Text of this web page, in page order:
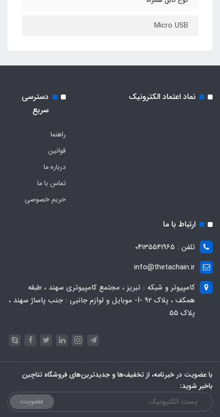
Micro USB
نماد اعتماد الکترونیک
دسترسی
سریع
راهنما
قوانین
درباره ما
تماس با ما
حریم خصوصی
ارتباط با ما
تلفن : 04135541965
info@thetachain.ir
کامپیوتر و شبکه : تبریز ، مجتمع کامپیوتری سهند ، طبقه
همکف ، پلاک 92 -I- موبایل و لوازم جانبی : جنب پاساژ سهند ،
پلاک 55
با عضویت در خبرنامه، از تخفیف‌ها و جدیدترین‌های فروشگاه تتاچین
باخبر شوید:
عضویت